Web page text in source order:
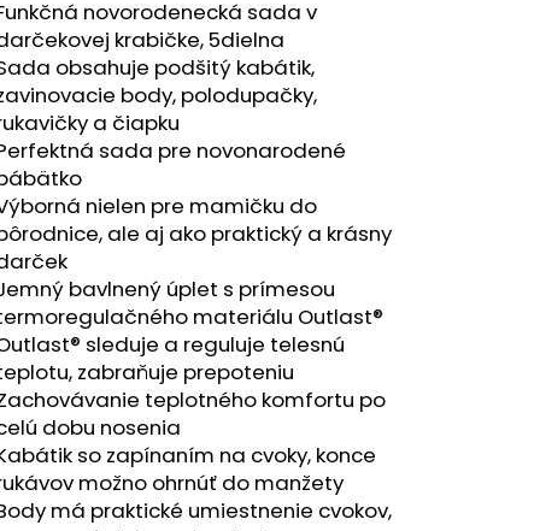
novorodenecká sada v
krabičke, 5dielna
obsahuje podšitý kabátik,
body, polodupačky,
a čiapku
sada pre novonarodené
nielen pre mamičku do
ale aj ako praktický a krásny
bavlnený úplet s prímesou
materiálu Outlast®
sleduje a reguluje telesnú
zabraňuje prepoteniu
teplotného komfortu po
dobu nosenia
so zapínaním na cvoky, konce
možno ohrnúť do manžety
má praktické umiestnenie cvokov,
TENKÉ VÝSTRIH U
MELÍR